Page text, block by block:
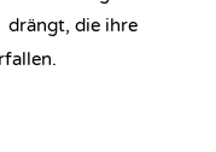
drängt, die ihre